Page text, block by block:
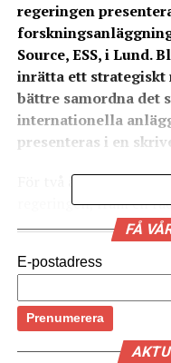
regeringen
Source, ESS, i Lund.
inrätta ett strategiskt
bättre samordna det
internationella
presenteras i en
För två år sedan tog
regeringen, fram en
värdskapet av
stärkas. Nu
som hörsammar många
– De stora
forskning inom
FÅ
E-postadress